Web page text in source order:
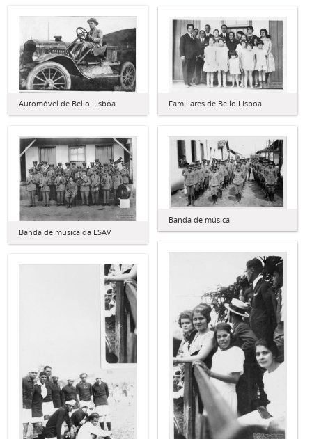
Automóvel de Bello Lisboa Familiares de Bello Lisboa
Banda de música da ESAV
Banda de música